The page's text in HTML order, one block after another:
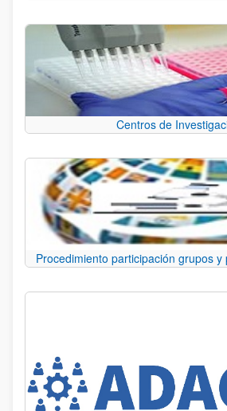
Centros de
Procedimiento participación grupos